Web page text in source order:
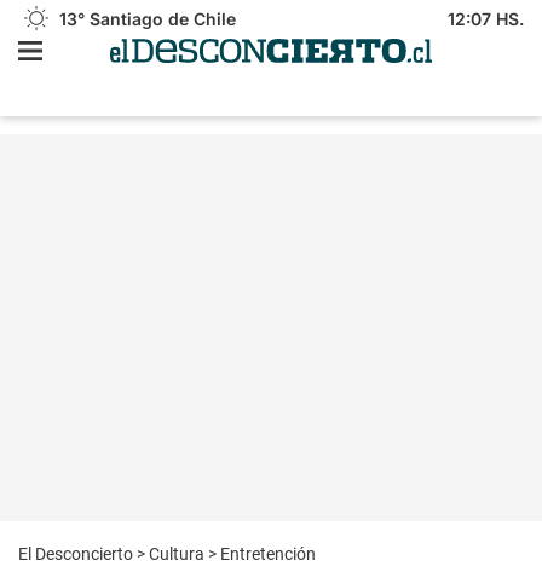
13° Santiago de Chile 12:07 HS.
El Desconcierto >Cultura > Entretención